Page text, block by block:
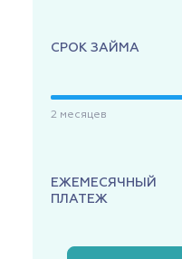
СРОК ЗАЙМА
2 месяцев
ЕЖЕМЕСЯЧНЫЙ
ПЛАТЕЖ